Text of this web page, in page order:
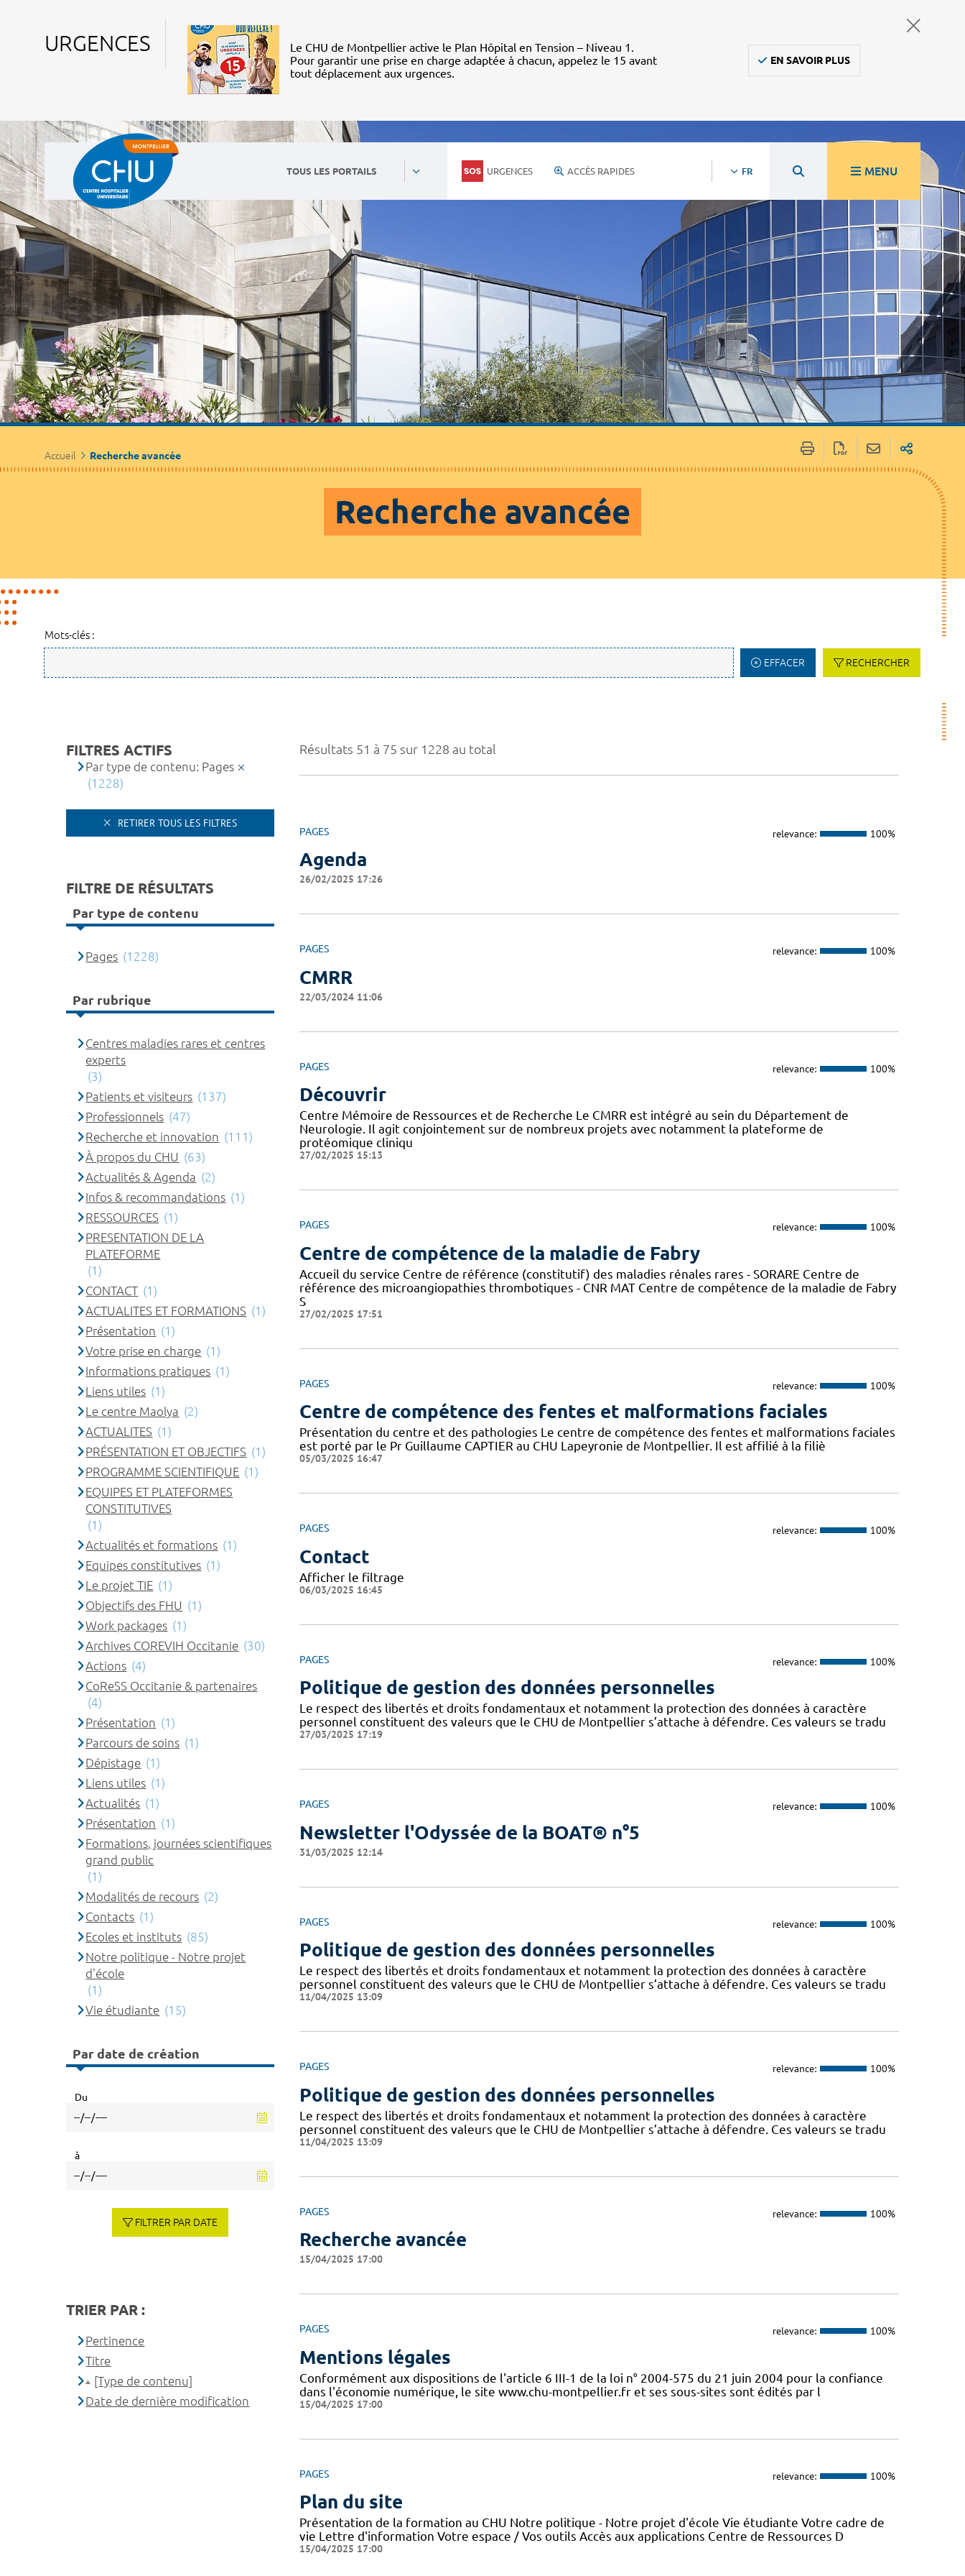
URGENCES
Le CHU de Montpellier active le Plan Hôpital en Tension – Niveau 1.
Pour garantir une prise en charge adaptée à chacun, appelez le 15 avant
tout déplacement aux urgences.
EN SAVOIR PLUS
TOUS LES PORTAILS URGENCES ACCÈS RAPIDES FR MENU
Accueil Recherche avancée
Recherche avancée
Mots-clés :
EFFACER RECHERCHER
Résultats 51 à 75 sur 1228 au total
PAGES relevance: 100%
Agenda
26/02/2025 17:26
PAGES relevance: 100%
CMRR
22/03/2024 11:06
PAGES relevance: 100%
Découvrir
Centre Mémoire de Ressources et de Recherche Le CMRR est intégré au sein du Département de
Neurologie. Il agit conjointement sur de nombreux projets avec notamment la plateforme de
protéomique cliniqu
27/02/2025 15:13
PAGES relevance: 100%
Centre de compétence de la maladie de Fabry
Accueil du service Centre de référence (constitutif) des maladies rénales rares - SORARE Centre de
référence des microangiopathies thrombotiques - CNR MAT Centre de compétence de la maladie de Fabry
S
27/02/2025 17:51
PAGES relevance: 100%
Centre de compétence des fentes et malformations faciales
Présentation du centre et des pathologies Le centre de compétence des fentes et malformations faciales
est porté par le Pr Guillaume CAPTIER au CHU Lapeyronie de Montpellier. Il est affilié à la filiè
05/03/2025 16:47
PAGES relevance: 100%
Contact
Afficher le filtrage
06/03/2025 16:45
PAGES relevance: 100%
Politique de gestion des données personnelles
Le respect des libertés et droits fondamentaux et notamment la protection des données à caractère
personnel constituent des valeurs que le CHU de Montpellier s’attache à défendre. Ces valeurs se tradu
27/03/2025 17:19
PAGES relevance: 100%
Newsletter l'Odyssée de la BOAT® n°5
31/03/2025 12:14
PAGES relevance: 100%
Politique de gestion des données personnelles
Le respect des libertés et droits fondamentaux et notamment la protection des données à caractère
personnel constituent des valeurs que le CHU de Montpellier s’attache à défendre. Ces valeurs se tradu
11/04/2025 13:09
PAGES relevance: 100%
Politique de gestion des données personnelles
Le respect des libertés et droits fondamentaux et notamment la protection des données à caractère
personnel constituent des valeurs que le CHU de Montpellier s’attache à défendre. Ces valeurs se tradu
11/04/2025 13:09
PAGES relevance: 100%
Recherche avancée
15/04/2025 17:00
PAGES relevance: 100%
Mentions légales
Conformément aux dispositions de l'article 6 III-1 de la loi n° 2004-575 du 21 juin 2004 pour la confiance
dans l'économie numérique, le site www.chu-montpellier.fr et ses sous-sites sont édités par l
15/04/2025 17:00
PAGES relevance: 100%
Plan du site
Présentation de la formation au CHU Notre politique - Notre projet d'école Vie étudiante Votre cadre de
vie Lettre d'information Votre espace / Vos outils Accès aux applications Centre de Ressources D
15/04/2025 17:00
FILTRES ACTIFS
Par type de contenu: Pages
(1228)
RETIRER TOUS LES FILTRES
FILTRE DE RÉSULTATS
Par type de contenu
Pages (1228)
Par rubrique
Centres maladies rares et centres
experts
(3)
Patients et visiteurs (137)
Professionnels (47)
Recherche et innovation (111)
À propos du CHU (63)
Actualités & Agenda (2)
Infos & recommandations (1)
RESSOURCES (1)
PRESENTATION DE LA
PLATEFORME
(1)
CONTACT (1)
ACTUALITES ET FORMATIONS (1)
Présentation (1)
Votre prise en charge (1)
Informations pratiques (1)
Liens utiles (1)
Le centre Maolya (2)
ACTUALITES (1)
PRÉSENTATION ET OBJECTIFS (1)
PROGRAMME SCIENTIFIQUE (1)
EQUIPES ET PLATEFORMES
CONSTITUTIVES
(1)
Actualités et formations (1)
Equipes constitutives (1)
Le projet TIE (1)
Objectifs des FHU (1)
Work packages (1)
Archives COREVIH Occitanie (30)
Actions (4)
CoReSS Occitanie & partenaires
(4)
Présentation (1)
Parcours de soins (1)
Dépistage (1)
Liens utiles (1)
Actualités (1)
Présentation (1)
Formations, journées scientifiques
grand public
(1)
Modalités de recours (2)
Contacts (1)
Ecoles et instituts (85)
Notre politique - Notre projet
d'école
(1)
Vie étudiante (15)
Par date de création
Du
à
FILTRER PAR DATE
TRIER PAR :
Pertinence
Titre
[Type de contenu]
Date de dernière modification